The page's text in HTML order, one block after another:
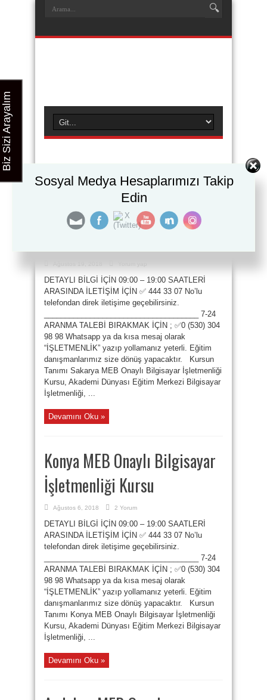
Etiket Arşivi: İş Olanakları
Sakarya MEB Onaylı
DETAYLI BİLGİ İÇİN 09:00 – 19:00 SAATLERİ
ARASINDA İLETİŞİM İÇİN ✅ 444 33 07 No’lu
telefondan direk iletişime geçebilirsiniz.
_____________________________________ 7-24
ARANMA TALEBİ BIRAKMAK İÇİN ; ✅0 (530) 304
98 98 Whatsapp ya da kısa mesaj olarak
“İŞLETMENLİK” yazıp yollamanız yeterli. Eğitim
danışmanlarımız size dönüş yapacaktır. Kursun
Tanımı Sakarya MEB Onaylı Bilgisayar İşletmenliği
Kursu, Akademi Dünyası Eğitim Merkezi Bilgisayar
İşletmenliği, ...
Devamını Oku »
Konya MEB Onaylı Bilgisayar
İşletmenliği Kursu
Ağustos 6, 2018 2 Yorum
DETAYLI BİLGİ İÇİN 09:00 – 19:00 SAATLERİ
ARASINDA İLETİŞİM İÇİN ✅ 444 33 07 No’lu
telefondan direk iletişime geçebilirsiniz.
_____________________________________ 7-24
ARANMA TALEBİ BIRAKMAK İÇİN ; ✅0 (530) 304
98 98 Whatsapp ya da kısa mesaj olarak
“İŞLETMENLİK” yazıp yollamanız yeterli. Eğitim
danışmanlarımız size dönüş yapacaktır. Kursun
Tanımı Konya MEB Onaylı Bilgisayar İşletmenliği
Kursu, Akademi Dünyası Eğitim Merkezi Bilgisayar
İşletmenliği, ...
Devamını Oku »
Sosyal Medya Hesaplarımızı Takip
Edin
Biz Sizi Arayalım